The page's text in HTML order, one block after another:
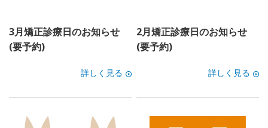
3月矯正診療日のお知らせ
(要予約)
詳しく見る
2月矯正診療日のお知らせ
(要予約)
詳しく見る